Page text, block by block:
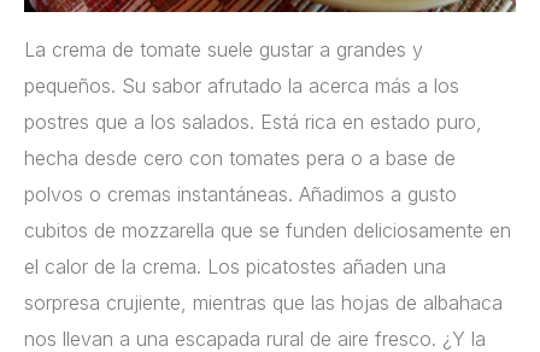
La crema de tomate suele gustar a grandes y
pequeños. Su sabor afrutado la acerca más a los
postres que a los salados. Está rica en estado puro,
hecha desde cero con tomates pera o a base de
polvos o cremas instantáneas. Añadimos a gusto
cubitos de mozzarella que se funden deliciosamente en
el calor de la crema. Los picatostes añaden una
sorpresa crujiente, mientras que las hojas de albahaca
nos llevan a una escapada rural de aire fresco. ¿Y la